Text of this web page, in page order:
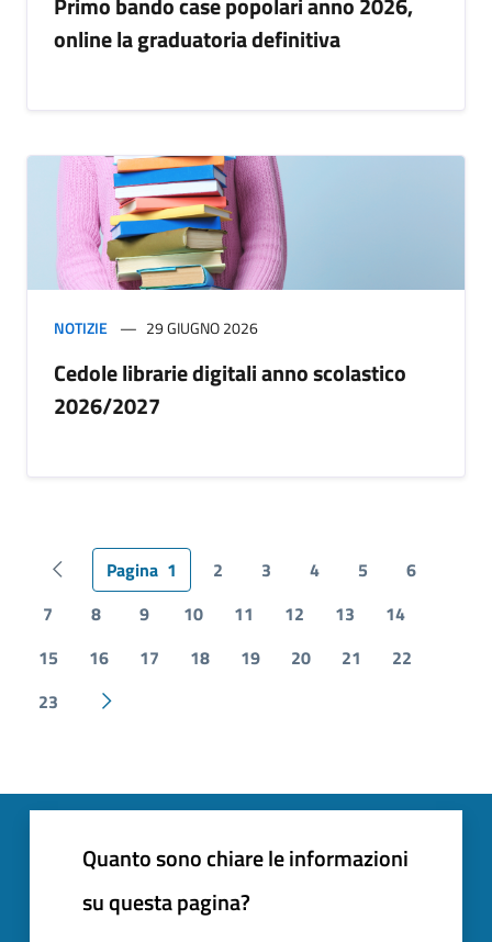
online la graduatoria definitiva
NOTIZIE 29 GIUGNO 2026
Cedole librarie digitali anno scolastico
2026/2027
Pagina precedente
Pagina 1 2 3 4 5
6
7
8 9 10 11 12 13
14
15
16 17 18 19 20 21
22
23
Pagina successiva
Quanto sono chiare le informazioni
su questa pagina?